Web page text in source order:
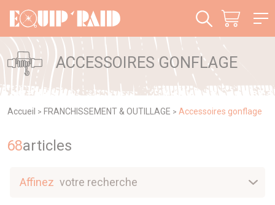
ACCESSOIRES GONFLAGE
Accueil > FRANCHISSEMENT & OUTILLAGE > Accessoires gonflage
68articles
Affinez votre recherche
Panneau de gestion des cookies